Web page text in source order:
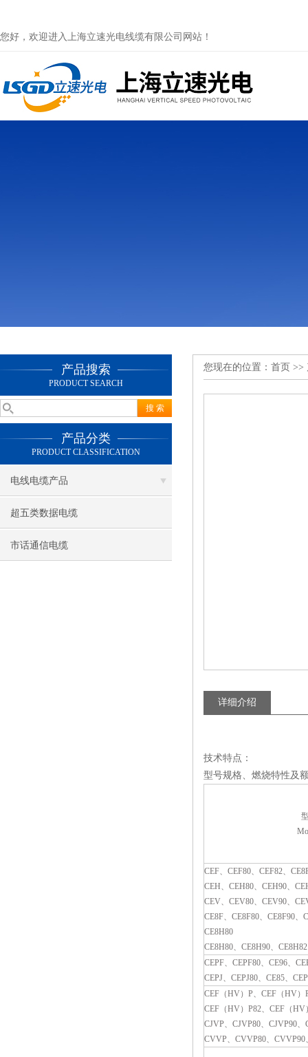
您好，欢迎进入上海立速光电线缆有限公司网站！
产品搜索
PRODUCT SEARCH
产品分类
PRODUCT CLASSIFICATION
电线电缆产品
超五类数据电缆
市话通信电缆
您现在的位置： 首页 >>
详细介绍
技术特点：
型号规格、燃烧特性及
CEF、 CEF80、 CEF82、
CEH、 CEH80、 CEH90、
CEV、 CEV80、 CEV90、
CE8F、 CE8F80、 CE8F90、
CE8H80
CE8H80、 CE8H90、 CE8H82
CEPF、 CEPF80、 CE96、
CEPJ、 CEPJ80、 CE85、
CEF（HV）P、 CEF（HV）
CEF（HV）P82、 CEF（HV
CJVP、 CJVP80、 CJVP90、
CVVP、 CVVP80、 CVVP90